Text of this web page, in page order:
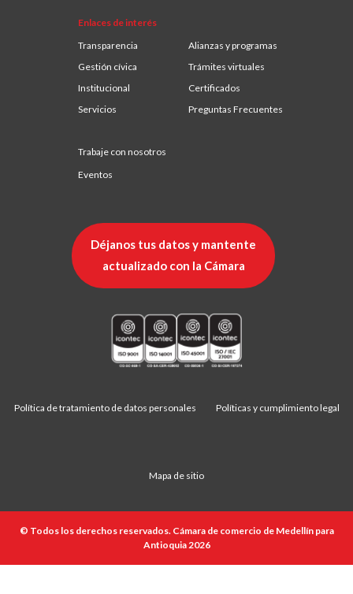
Enlaces de interés
Transparencia
Alianzas y programas
Gestión cívica
Trámites virtuales
Institucional
Certificados
Servicios
Preguntas Frecuentes
Trabaje con nosotros
Eventos
Déjanos tus datos y mantente
actualizado con la Cámara
Política de tratamiento de datos personales Políticas y cumplimiento legal
Mapa de sitio
© Todos los derechos reservados. Cámara de comercio de Medellín para
Antioquia 2026